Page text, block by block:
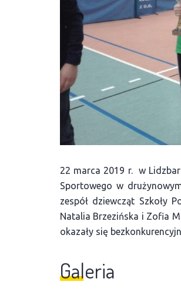
22 marca 2019 r. w
Sportowego w
zespół dziewcząt Szkoły
Natalia Brzezińska i Zofia
okazały się
Galeria